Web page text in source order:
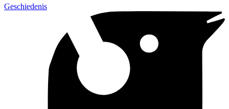
Geschiedenis